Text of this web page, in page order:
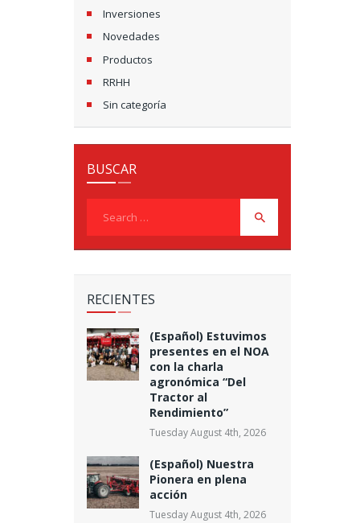
Inversiones
Novedades
Productos
RRHH
Sin categoría
BUSCAR
RECIENTES
(Español) Estuvimos
presentes en el NOA
con la charla
agronómica “Del
Tractor al
Rendimiento”
Tuesday August 4th, 2026
(Español) Nuestra
Pionera en plena
acción
Tuesday August 4th, 2026